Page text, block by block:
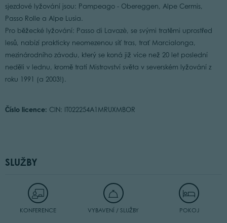
sjezdové lyžování jsou: Pampeago - Obereggen, Alpe Cermis,
Passo Rolle a Alpe Lusia.
Pro běžecké lyžování: Passo di Lavazè, se svými tratěmi uprostřed
lesů, nabízí prakticky neomezenou síť tras, trať Marcialonga,
mezinárodního závodu, který se koná již více než 20 let poslední
neděli v lednu, kromě tratí Mistrovství světa v severském lyžování z
roku 1991 (a 2003!).
Číslo licence: CIN: IT022254A1MRUXMBOR
SLUŽBY
KONFERENCE VYBAVENÍ / SLUŽBY POKOJ